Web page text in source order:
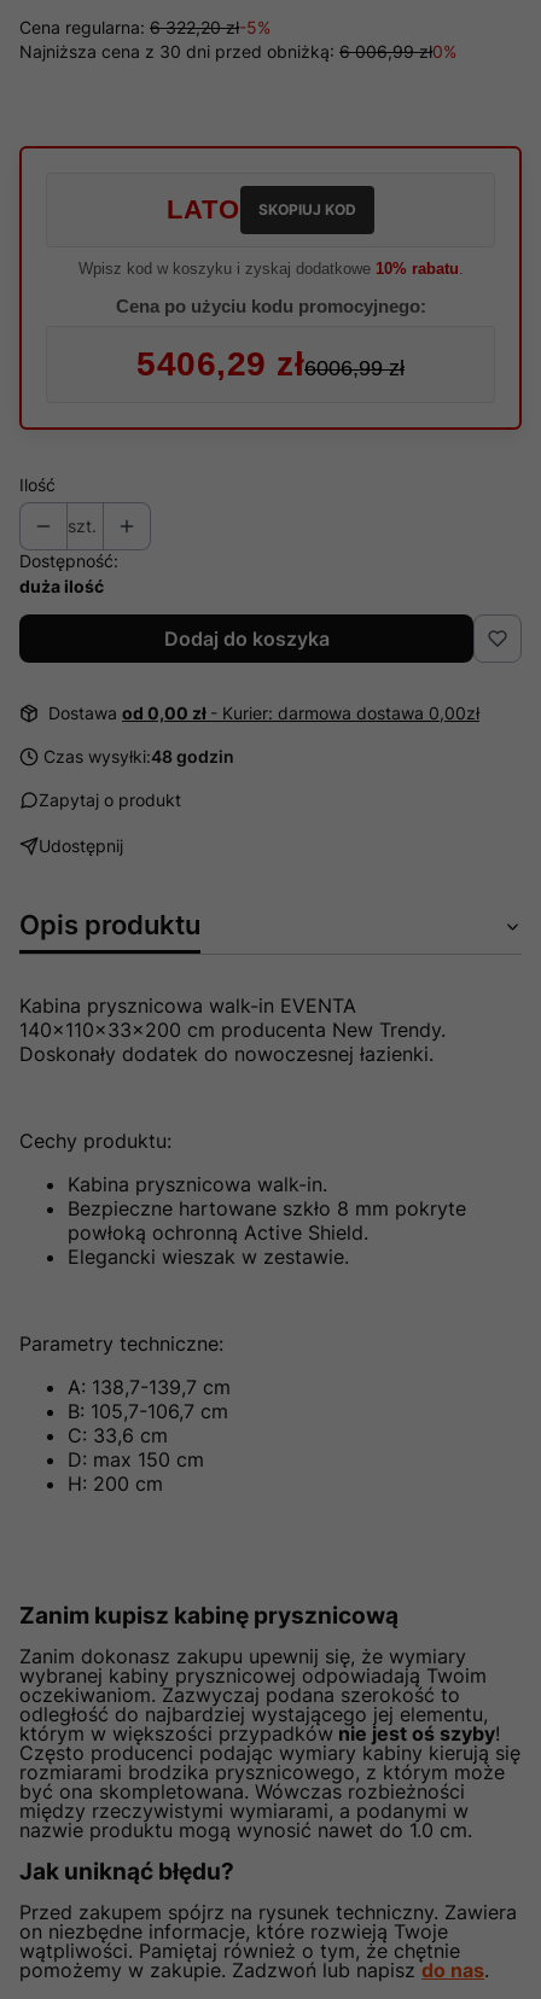
Cena regularna: 6 322,20 zł-5%
Najniższa cena z 30 dni przed obniżką: 6 006,99 zł0%
LATO SKOPIUJ KOD
Wpisz kod w koszyku i zyskaj dodatkowe 10% rabatu.
Cena po użyciu kodu promocyjnego:
5406,29 zł6006,99 zł
Ilość
szt.
Dostępność:
duża ilość
Dodaj do koszyka
Dostawa od 0,00 zł - Kurier: darmowa dostawa 0,00zł
Czas wysyłki:48 godzin
Zapytaj o produkt
Udostępnij
Opis produktu
Kabina prysznicowa walk-in EVENTA
140x110x33x200 cm producenta New Trendy.
Doskonały dodatek do nowoczesnej łazienki.
Cechy produktu:
Kabina prysznicowa walk-in.
Bezpieczne hartowane szkło 8 mm pokryte
powłoką ochronną Active Shield.
Elegancki wieszak w zestawie.
Parametry techniczne:
A: 138,7-139,7 cm
B: 105,7-106,7 cm
C: 33,6 cm
D: max 150 cm
H: 200 cm
Zanim kupisz kabinę prysznicową
Zanim dokonasz zakupu upewnij się, że wymiary
wybranej kabiny prysznicowej odpowiadają Twoim
oczekiwaniom. Zazwyczaj podana szerokość to
odległość do najbardziej wystającego jej elementu,
którym w większości przypadków nie jest oś szyby!
Często producenci podając wymiary kabiny kierują się
rozmiarami brodzika prysznicowego, z którym może
być ona skompletowana. Wówczas rozbieżności
między rzeczywistymi wymiarami, a podanymi w
nazwie produktu mogą wynosić nawet do 1.0 cm.
Jak uniknąć błędu?
Przed zakupem spójrz na rysunek techniczny. Zawiera
on niezbędne informacje, które rozwieją Twoje
wątpliwości. Pamiętaj również o tym, że chętnie
pomożemy w zakupie. Zadzwoń lub napiszdo nas.